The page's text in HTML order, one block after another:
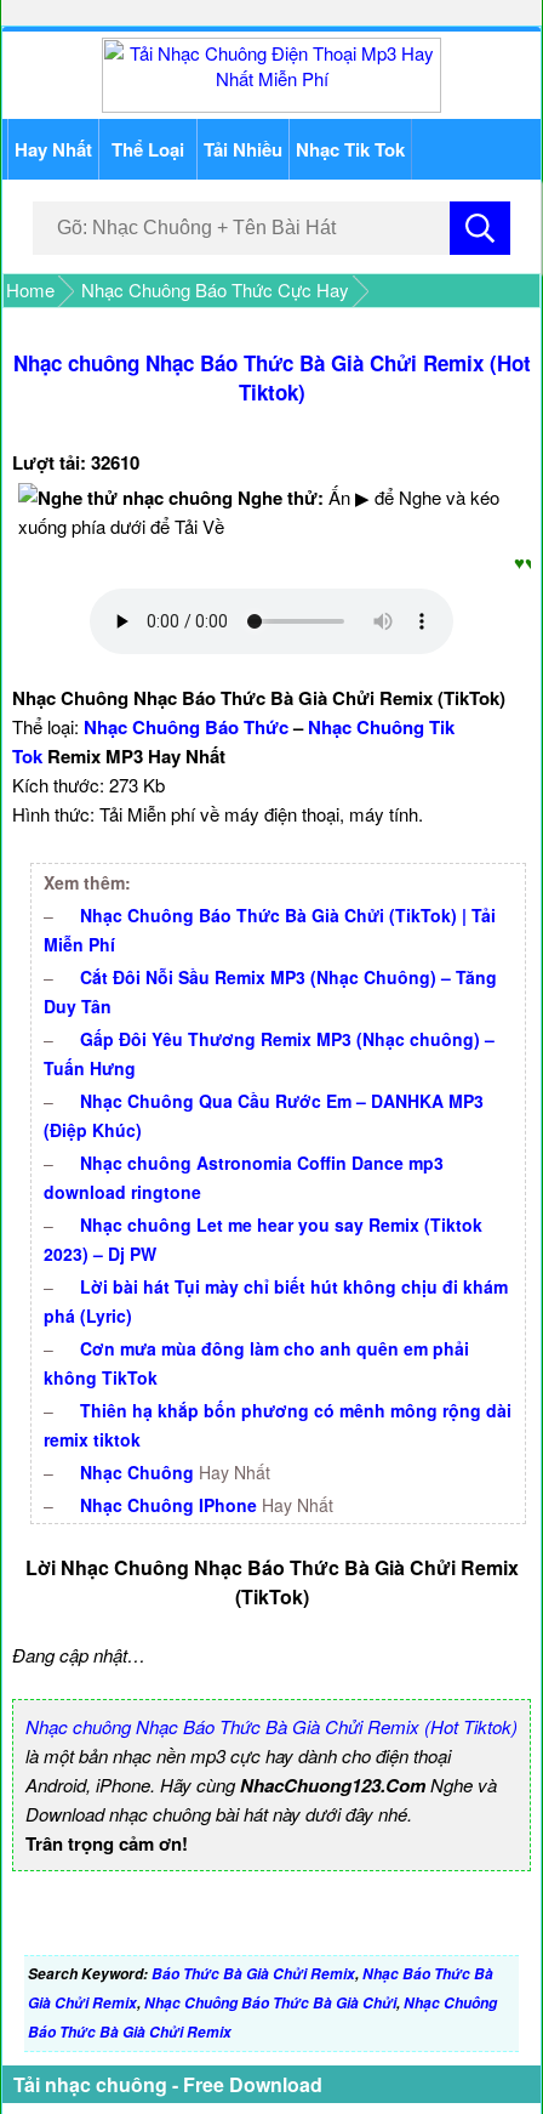
Hay Nhất Thể Loại Tải Nhiều Nhạc Tik Tok
Home Nhạc Chuông Báo Thức Cực Hay
Nhạc chuông Nhạc Báo Thức Bà Già Chửi Remix (Hot
Tiktok)
Lượt tải: 32610
Nghe thử: Ấn ▶ để Nghe và kéo
xuống phía dưới để Tải Về
♥♥♥
Nhạc Chuông Nhạc Báo Thức Bà Già Chửi Remix (TikTok)
Thể loại: Nhạc Chuông Báo Thức–Nhạc Chuông Tik
Tok Remix MP3 Hay Nhất
Kích thước: 273 Kb
Hình thức: Tải Miễn phí về máy điện thoại, máy tính.
Xem thêm:
–
Nhạc Chuông Báo Thức Bà Già Chửi (TikTok) | Tải
Miễn Phí
–
Cắt Đôi Nỗi Sầu Remix MP3 (Nhạc Chuông) – Tăng
Duy Tân
–
Gấp Đôi Yêu Thương Remix MP3 (Nhạc chuông) –
Tuấn Hưng
–
Nhạc Chuông Qua Cầu Rước Em – DANHKA MP3
(Điệp Khúc)
–
Nhạc chuông Astronomia Coffin Dance mp3
download ringtone
–
Nhạc chuông Let me hear you say Remix (Tiktok
2023) – Dj PW
–
Lời bài hát Tụi mày chỉ biết hút không chịu đi khám
phá (Lyric)
–
Cơn mưa mùa đông làm cho anh quên em phải
không TikTok
–
Thiên hạ khắp bốn phương có mênh mông rộng dài
remix tiktok
–
Nhạc Chuông Hay Nhất
–
Nhạc Chuông IPhone Hay Nhất
Lời Nhạc Chuông Nhạc Báo Thức Bà Già Chửi Remix
(TikTok)
Đang cập nhật…
Nhạc chuông Nhạc Báo Thức Bà Già Chửi Remix (Hot Tiktok)
là một bản nhạc nền mp3 cực hay dành cho điện thoại
Android, iPhone. Hãy cùngNhacChuong123.ComNghe và
Download nhạc chuông bài hát này dưới đây nhé.
Trân trọng cảm ơn!
Search Keyword:Báo Thức Bà Già Chửi Remix,Nhạc Báo Thức Bà
Già Chửi Remix,Nhạc Chuông Báo Thức Bà Già Chửi,Nhạc Chuông
Báo Thức Bà Già Chửi Remix
Tải nhạc chuông - Free Download